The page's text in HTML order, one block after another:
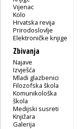
Vijenac
Kolo
Hrvatska revija
Prirodoslovlje
Elektroničke knjige
Zbivanja
Najave
Izvješća
Mladi glazbenici
Filozofska škola
Komunikološka
škola
Medijski susreti
Knjižara
Galerija